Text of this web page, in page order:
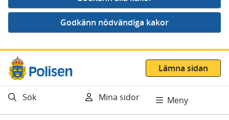
Gå direkt till innehåll
Lämna sidan
Sök Mina sidor Meny